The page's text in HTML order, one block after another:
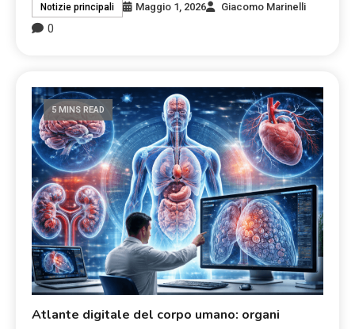
Notizie principali Maggio 1, 2026 Giacomo Marinelli
0
5 MINS READ
Atlante digitale del corpo umano: organi